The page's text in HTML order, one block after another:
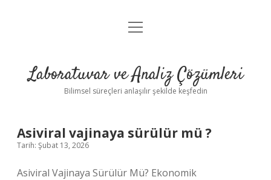
Anasayfa
Yasal Uyarı
menüyü
Laboratuvar ve Analiz Çözümleri
Bilimsel süreçleri anlaşılır şekilde keşfedin
Asiviral vajinaya sürülür mü ?
Tarih: Şubat 13, 2026
Asiviral Vajinaya Sürülür Mü? Ekonomik